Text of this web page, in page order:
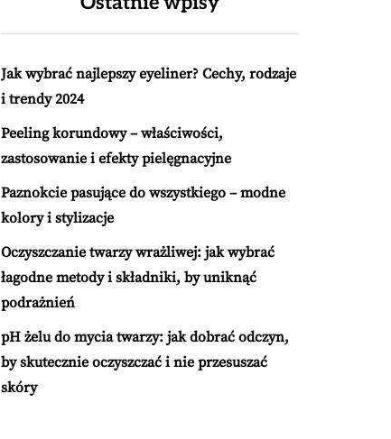
Jak wybrać najlepszy eyeliner? Cechy, rodzaje
i trendy 2024
Peeling korundowy – właściwości,
zastosowanie i efekty pielęgnacyjne
Paznokcie pasujące do wszystkiego – modne
kolory i stylizacje
Oczyszczanie twarzy wrażliwej: jak wybrać
łagodne metody i składniki, by uniknąć
podrażnień
pH żelu do mycia twarzy: jak dobrać odczyn,
by skutecznie oczyszczać i nie przesuszać
skóry